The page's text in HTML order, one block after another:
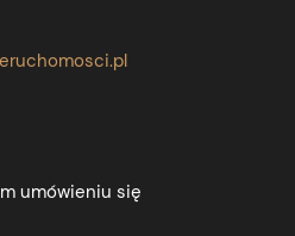
umówieniu się